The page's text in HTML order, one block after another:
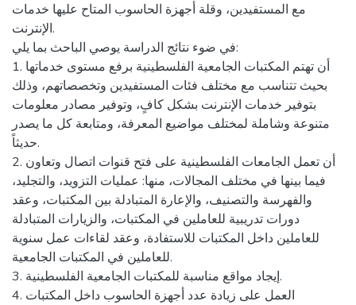
مع المستفيدين، وقلة أجهزة الحاسوب المتاح عليها خدمات
الإنترنت.
في ضوء نتائج الدراسة يوصي الباحث بما يلي:
1. أن تهتم المكتبات الجامعية الفلسطينية برفع مستوى خدماتها
بحيث تتناسب مع مختلف فئات المستفيدين وتخصصاتهم، وذلك
بتوفير خدمات الإنترنت بشكل كافٍ، وتوفير مصادر معلومات
متنوعة وشاملة لمختلف مواضيع المعرفة، ومتابعة كل ما يصدر
حديثاً.
2. أن تعمل الجامعات الفلسطينية على فتح قنوات اتصال وتعاون
فيما بينها في مختلف المجالات، منها: عمليات التزويد، والتجليد،
والفهرسة والتصنيف، والإعارة المتبادلة بين المكتبات، وعقد
دورات تدريبية للعاملين في المكتبات، والزيارات المتبادلة
للعاملين داخل المكتبات للاستفادة، وعقد لقاءات عمل سنوية
للعاملين في المكتبات الجامعية.
3. إيجاد مواقع مناسبة للمكتبات الجامعية الفلسطينية.
4. العمل على زيادة عدد أجهزة الحاسوب داخل المكتبات